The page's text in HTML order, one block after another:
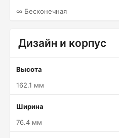
∞ Бесконечная
Дизайн и корпус
Высота
162.1 мм
Ширина
76.4 мм